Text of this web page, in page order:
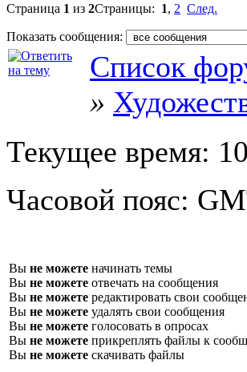
Страница 1 из 2Страницы: 1, 2 След.
Показать сообщения:
Список
»
Текущее время:
Часовой пояс:
Вы не можете начинать темы
Вы не можете отвечать на сообщения
Вы не можете редактировать свои
Вы не можете удалять свои сообщения
Вы не можете голосовать в опросах
Вы не можете прикреплять файлы к
Вы не можете скачивать файлы